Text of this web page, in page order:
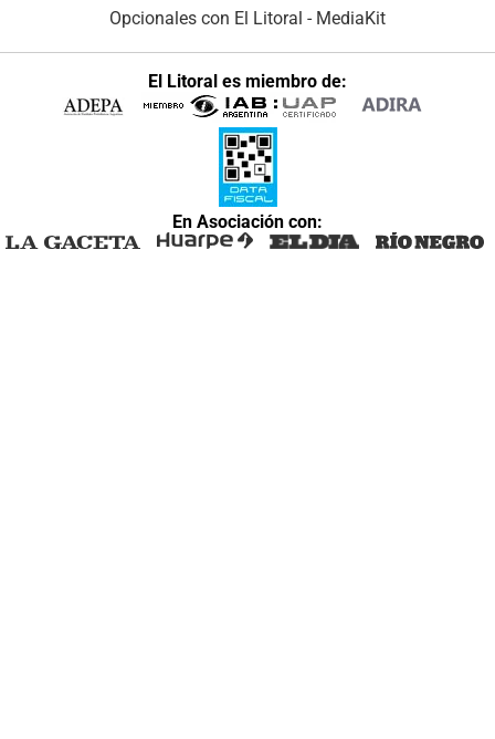
Opcionales con El Litoral - MediaKit
El Litoral es miembro de:
En Asociación con: